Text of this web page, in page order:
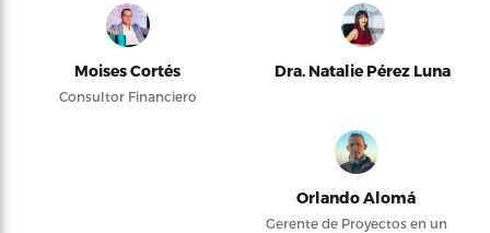
Moises Cortés
Consultor Financiero
Dra. Natalie Pérez Luna
Orlando Alomá
Gerente de Proyectos en un